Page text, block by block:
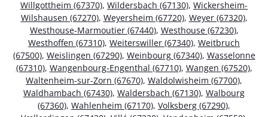
Willgottheim (67370), Wildersbach (67130), Wickersheim-
Wilshausen (67270), Weyersheim (67720), Weyer (67320),
Westhouse-Marmoutier (67440), Westhouse (67230),
Westhoffen (67310), Weiterswiller (67340), Weitbruch
(67500), Weislingen (67290), Weinbourg (67340), Wasselonne
(67310), Wangenbourg-Engenthal (67710), Wangen (67520),
Waltenheim-sur-Zorn (67670), Waldolwisheim (67700),
Waldhambach (67430), Waldersbach (67130), Walbourg
(67360), Wahlenheim (67170), Volksberg (67290),